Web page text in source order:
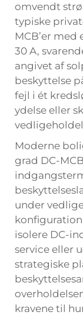
omvendt
typiske
MCB’er
30 A,
angivet af
beskyttelse
fejl i ét
ydelse eller
Moderne
grad DC-
under
isolere DC-
service eller
strategiske
kravene til